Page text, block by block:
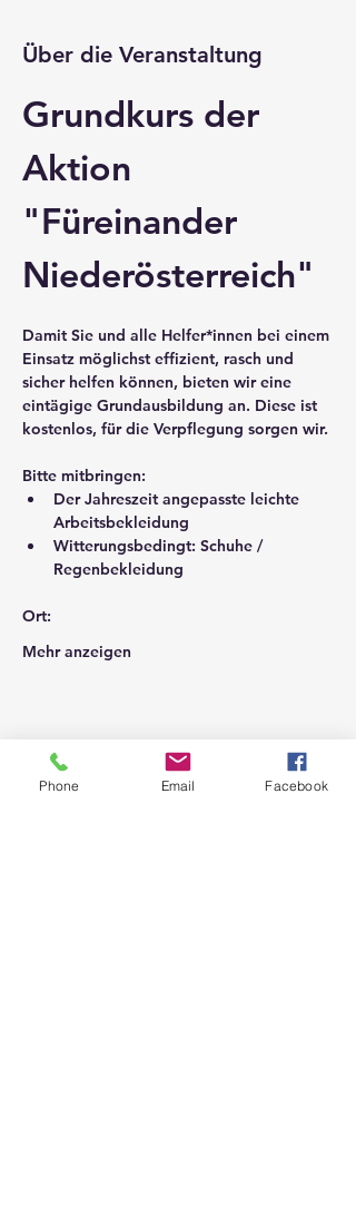
Über die Veranstaltung
Grundkurs der
Aktion
"Füreinander
Niederösterreich"
Damit Sie und alle Helfer*innen bei einem
Einsatz möglichst effizient, rasch und
sicher helfen können, bieten wir eine
eintägige Grundausbildung an. Diese ist
kostenlos, für die Verpflegung sorgen wir.
Bitte mitbringen:
Der Jahreszeit angepasste leichte
Arbeitsbekleidung
Witterungsbedingt: Schuhe /
Regenbekleidung
Ort:
Mehr anzeigen
Phone Email Facebook